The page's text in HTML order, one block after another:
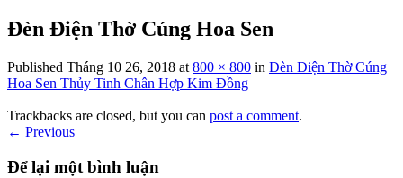
Đèn Điện Thờ Cúng Hoa Sen
Published Tháng 10 26, 2018 at 800 × 800 in Đèn Điện Thờ Cúng
Hoa Sen Thủy Tinh Chân Hợp Kim Đồng
Trackbacks are closed, but you can post a comment.
← Previous
Để lại một bình luận